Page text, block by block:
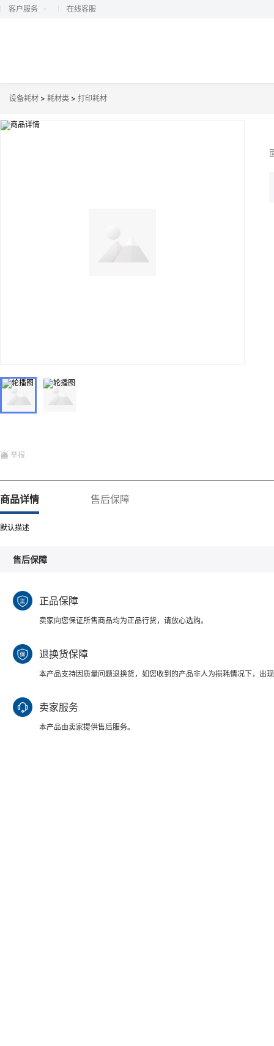
客户服务 在线客服
设备耗材 > 耗材类 > 打印耗材
举报
商品详情 售后保障
默认描述
售后保障
正品保障
卖家向您保证所售商品均为正品行货，请放心选购。
退换货保障
本产品支持因质量问题退换货，如您收到的产品非人为损耗情况下，出
卖家服务
本产品由卖家提供售后服务。